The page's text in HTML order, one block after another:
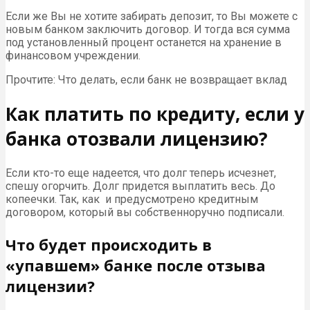
Если же Вы не хотите забирать депозит, то Вы можете с
новым банком заключить договор. И тогда вся сумма
под установленный процент останется на хранение в
финансовом учреждении.
Прочтите: Что делать, если банк не возвращает вклад
Как платить по кредиту, если у
банка отозвали лицензию?
Если кто-то еще надеется, что долг теперь исчезнет,
спешу огорчить. Долг придется выплатить весь. До
копеечки. Так, как и предусмотрено кредитным
договором, который вы собственноручно подписали.
Что будет происходить в
«упавшем» банке после отзыва
лицензии?